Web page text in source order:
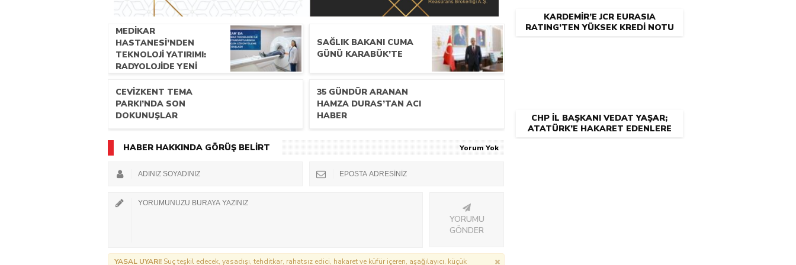
MEDİKAR
HASTANESİ’NDEN
TEKNOLOJİ YATIRIMI:
RADYOLOJİDE YENİ
HİZMETE GİRDİ
SAĞLIK BAKANI CUMA
GÜNÜ KARABÜK’TE
CEVİZKENT TEMA
PARKI’NDA SON
DOKUNUŞLAR
35 GÜNDÜR ARANAN
HAMZA DURAS’TAN ACI
HABER
HABER HAKKINDA GÖRÜŞ BELİRT Yorum Yok
YORUMU
GÖNDER
YASAL UYARI! Suç teşkil edecek, yasadışı, tehditkar, rahatsız edici, hakaret ve küfür içeren, aşağılayıcı, küçük
KARDEMİR’E JCR EURASIA
RATING’TEN YÜKSEK KREDİ NOTU
CHP İL BAŞKANI VEDAT YAŞAR;
ATATÜRK’E HAKARET EDENLERE